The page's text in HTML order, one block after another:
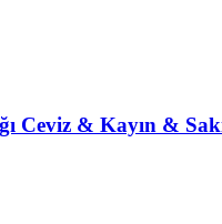
Ceviz & Kayın &